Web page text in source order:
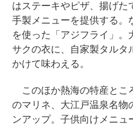
はステーキやピザ、揚げた
手製メニューを提供する。
を使った「アジフライ」。
サクの衣に、自家製タルタ
かけて味わえる。
このほか熱海の特産とこ
のマリネ、大江戸温泉名物
ンアップ。子供向けメニ